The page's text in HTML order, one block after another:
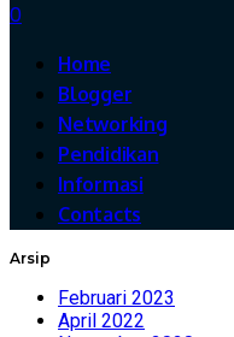
0
Home
Blogger
Networking
Pendidikan
Informasi
Contacts
Arsip
Februari 2023
April 2022